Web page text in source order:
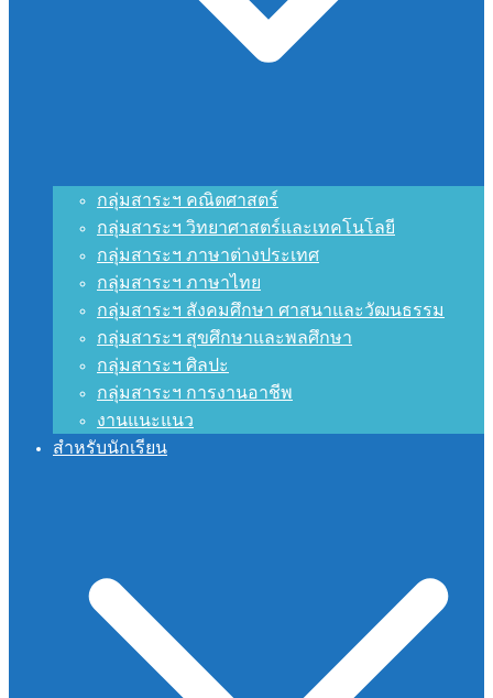
กลุ่มสาระฯ คณิตศาสตร์
กลุ่มสาระฯ วิทยาศาสตร์และเทคโนโลยี
กลุ่มสาระฯ ภาษาต่างประเทศ
กลุ่มสาระฯ ภาษาไทย
กลุ่มสาระฯ สังคมศึกษา ศาสนาและวัฒนธรรม
กลุ่มสาระฯ สุขศึกษาและพลศึกษา
กลุ่มสาระฯ ศิลปะ
กลุ่มสาระฯ การงานอาชีพ
งานแนะแนว
สำหรับนักเรียน